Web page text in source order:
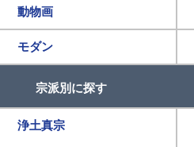
動物画
モダン
宗派別に探す
浄土真宗